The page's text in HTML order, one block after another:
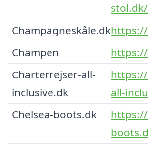
stol.dk/
Champagneskåle.dk
Champen
Charterrejser-all-
inclusive.dk
all-
Chelsea-boots.dk